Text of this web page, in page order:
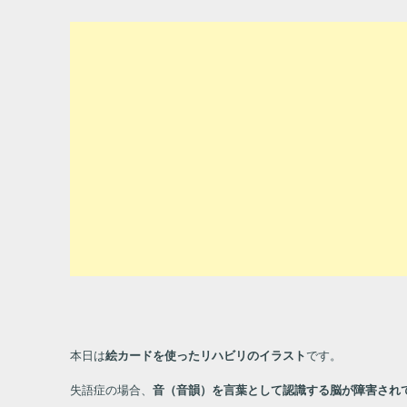
本日は絵カードを使ったリハビリのイラストです。
失語症の場合、 音（音韻）を言葉として認識する脳が障害され